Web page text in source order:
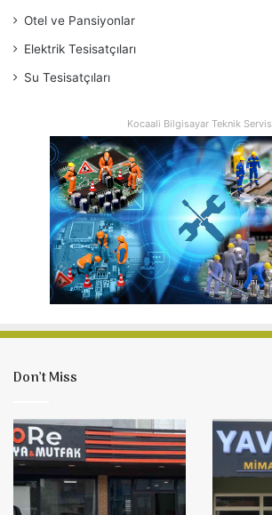
Otel ve Pansiyonlar
Elektrik Tesisatçıları
Su Tesisatçıları
Kocaali Bilgisayar Teknik Servis
Don’t Miss
Kocaali
DoRe
Mobilya
&
Mutfak
Yavuzyiğit
Mimarlık